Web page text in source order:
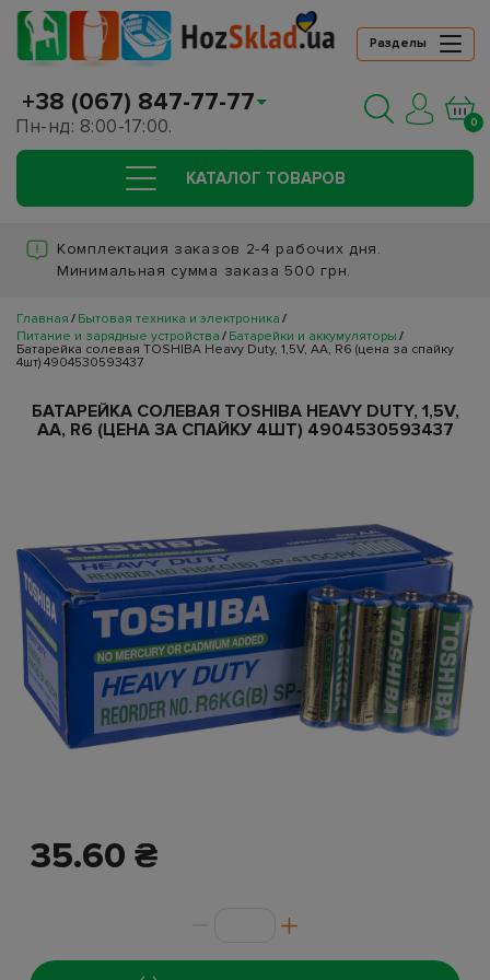
Разделы
+38 (067) 847-77-77
Пн-нд: 8:00-17:00. 0
КАТАЛОГ ТОВАРОВ
Комплектация заказов 2-4 рабочих дня.
Минимальная сумма заказа 500 грн.
Главная
Бытовая техника и электроника
Питание и зарядные устройства
Батарейки и аккумуляторы
Батарейка солевая TOSHIBA Heavy Duty, 1,5V, AA, R6 (цена за спайку
4шт) 4904530593437
БАТАРЕЙКА СОЛЕВАЯ TOSHIBA HEAVY DUTY, 1,5V,
AA, R6 (ЦЕНА ЗА СПАЙКУ 4ШТ) 4904530593437
35.60 ₴